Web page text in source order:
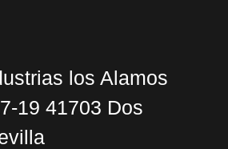
los Alamos
19 41703 Dos